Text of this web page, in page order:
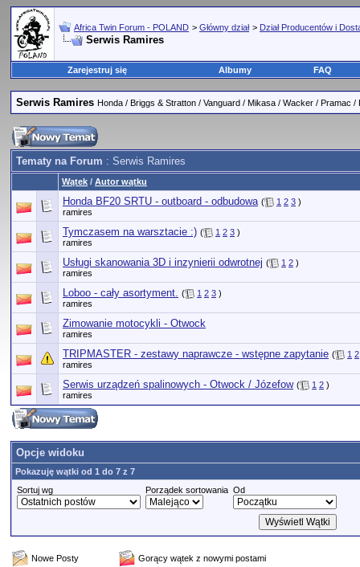
Africa Twin Forum - POLAND > Główny dział > Dział Producentów i
Serwis Ramires
Zarejestruj się Albumy FAQ
Serwis Ramires Honda / Briggs & Stratton / Vanguard / Mikasa / Wacker / Pramac /
Tematy na Forum : Serwis Ramires
Wątek / Autor wątku
Honda BF20 SRTU - outboard - odbudowa ( 1 2 3 )
ramires
Tymczasem na warsztacie :) ( 1 2 3 )
ramires
Usługi skanowania 3D i inzynierii odwrotnej ( 1 2 )
ramires
Loboo - cały asortyment. ( 1 2 3 )
ramires
Zimowanie motocykli - Otwock
ramires
TRIPMASTER - zestawy naprawcze - wstępne zapytanie ( 1 2
ramires
Serwis urządzeń spalinowych - Otwock / Józefow ( 1 2 )
ramires
Opcje widoku
Pokazuję wątki od 1 do 7 z 7
Sortuj wg
Porządek sortowania Od
Nowe Posty
Gorący wątek z nowymi postami